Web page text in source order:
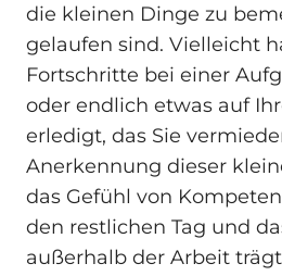
die kleinen Dinge zu
gelaufen sind. Vielleicht
Fortschritte bei einer
oder endlich etwas auf
erledigt, das Sie
Anerkennung dieser
das Gefühl von
den restlichen Tag und
außerhalb der Arbeit